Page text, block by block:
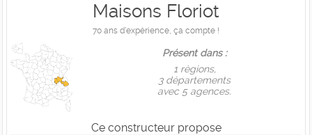
Maisons Floriot
70 ans d'expérience, ça compte !
Présent dans :
1 règions,
3 départements
avec 5 agences.
Ce constructeur propose